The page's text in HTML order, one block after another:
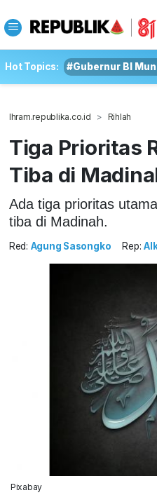
Hot Topics: #Gubernur BI
Ihram.republika.co.id Rihlah
Tiga Prioritas
Tiba di
Ada tiga prioritas
tiba di Madinah.
Red: Agung Sasongko Rep:
Pixabay